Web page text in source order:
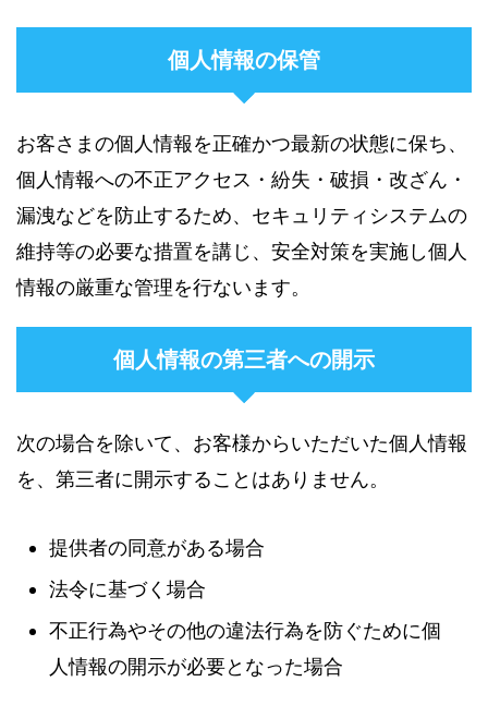
個人情報の保管
お客さまの個人情報を正確かつ最新の状態に保ち、
個人情報への不正アクセス・紛失・破損・改ざん・
漏洩などを防止するため、セキュリティシステムの
維持等の必要な措置を講じ、安全対策を実施し個人
情報の厳重な管理を行ないます。
個人情報の第三者への開示
次の場合を除いて、お客様からいただいた個人情報
を、第三者に開示することはありません。
提供者の同意がある場合
法令に基づく場合
不正行為やその他の違法行為を防ぐために個
人情報の開示が必要となった場合